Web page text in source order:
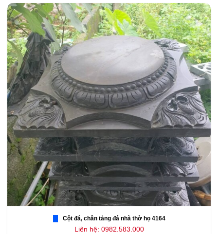
Cột đá, chân tảng đá nhà thờ họ 4164
Liên hệ: 0982.583.000